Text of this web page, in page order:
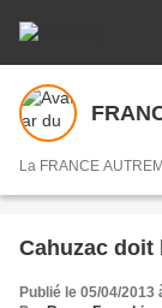
Cahuzac doit
Publié le 05/04/2013